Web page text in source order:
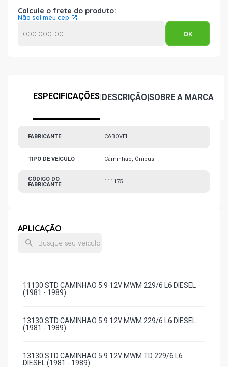
Calcule o frete do produto:
Não sei meu cep
ESPECIFICAÇÕES|DESCRIÇÃO|SOBRE A MARCA
FABRICANTE CABOVEL
TIPO DE VEÍCULO Caminhão, Ônibus
CÓDIGO DO
FABRICANTE
111175
APLICAÇÃO
11130 STD CAMINHAO 5.9 12V MWM 229/6 L6 DIESEL
(1981 - 1989)
13130 STD CAMINHAO 5.9 12V MWM 229/6 L6 DIESEL
(1981 - 1989)
13130 STD CAMINHAO 5.9 12V MWM TD 229/6 L6
DIESEL (1981 - 1989)